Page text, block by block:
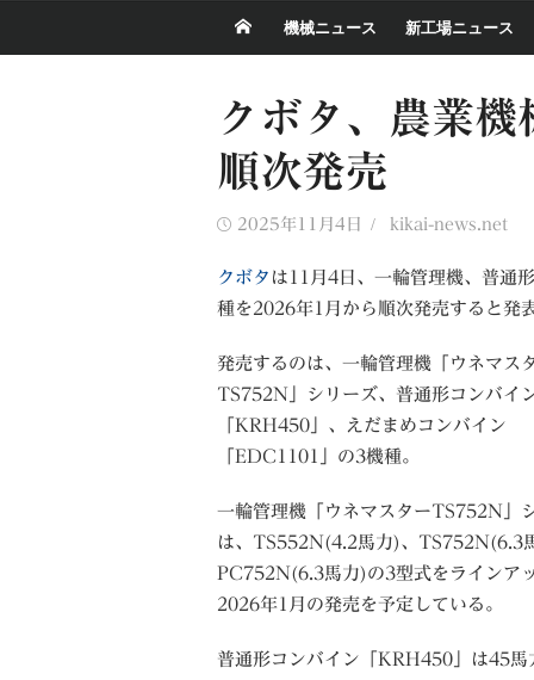
機械ニュース 新工場ニュース
クボタ、農業機
順次発売
Posted
2025年11月4日 Author
kikai-news.net
クボタ は11月4日、一輪管理機、普通
種を2026年1月から順次発売すると発
発売するのは、一輪管理機「ウネマス
TS752N」シリーズ、普通形コンバイ
「KRH450」、えだまめコンバイン
「EDC1101」の3機種。
一輪管理機「ウネマスターTS752N」
は、TS552N(4.2馬力)、TS752N(6.3
PC752N(6.3馬力)の3型式をラインアッ
2026年1月の発売を予定している。
普通形コンバイン「KRH450」は45馬